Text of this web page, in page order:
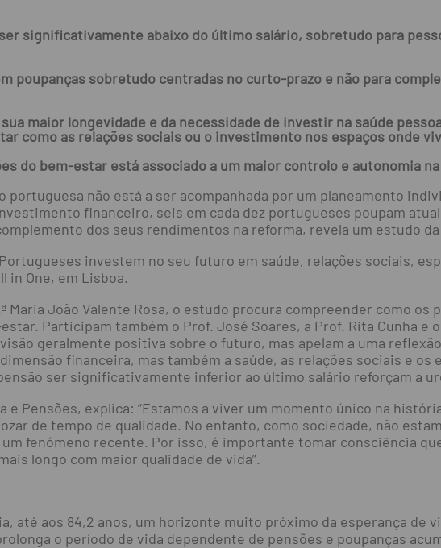
significativamente abaixo do último salário, sobretudo para
poupanças sobretudo centradas no curto-prazo e não para
maior longevidade e da necessidade de investir na saúde
como as relações sociais ou o investimento nos espaços onde
do bem-estar está associado a um maior controlo e autonomia
portuguesa não está a ser acompanhada por um planeamento
financeiro, seis em cada dez portugueses poupam
dos seus rendimentos na reforma, revela um estudo da
investem no seu futuro em saúde, relações sociais,
in One, em Lisboa.
Maria João Valente Rosa, o estudo procura compreender como
Participam também o Prof. José Soares, a Prof. Rita Cunha e
geralmente positiva sobre o futuro, mas apelam a uma
financeira, mas também a saúde, as relações sociais e
ser significativamente inferior ao último salário reforçam a
e Pensões, explica: “Estamos a viver um momento único na
de tempo de qualidade. No entanto, como sociedade, não
fenómeno recente. Por isso, é importante tomar consciência
longo com maior qualidade de vida”.
até aos 84,2 anos, um horizonte muito próximo da esperança de
o período de vida dependente de pensões e poupanças